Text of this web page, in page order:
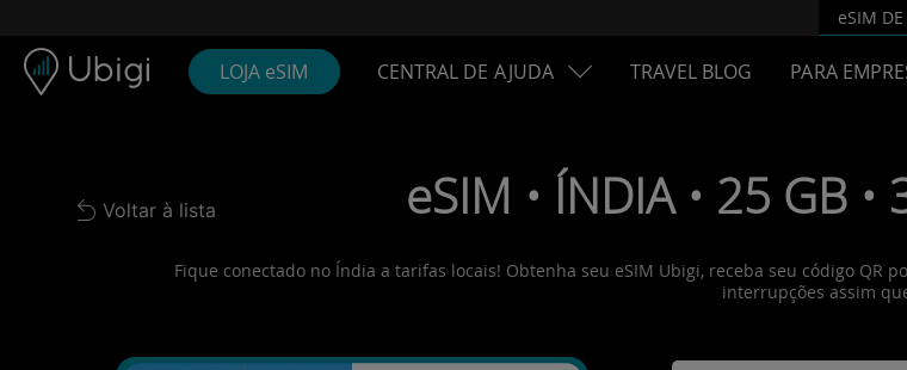
eSIM
LOJA eSIM CENTRAL DE AJUDA TRAVEL BLOG PARA
Back to list
Voltar à lista eSIM • ÍNDIA • 25 GB
Fique conectado no Índia a tarifas locais! Obtenha seu eSIM Ubigi, receba seu código QR
interrupções assim